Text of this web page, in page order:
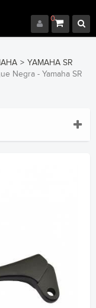
0
> YAMAHA SR
Negra - Yamaha SR